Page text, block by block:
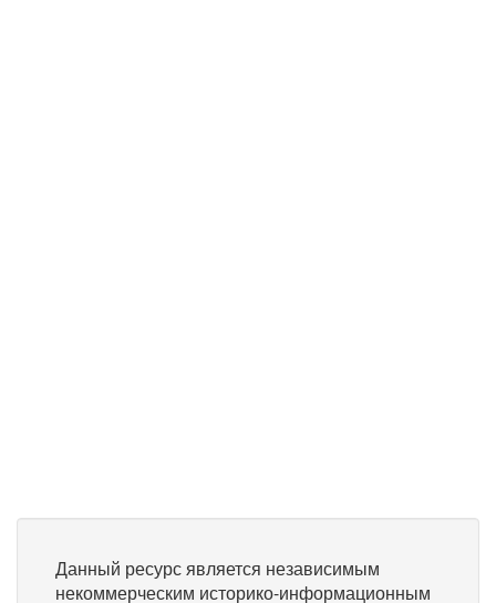
Данный ресурс является независимым
некоммерческим историко-информационным